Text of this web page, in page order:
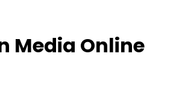
Media Online